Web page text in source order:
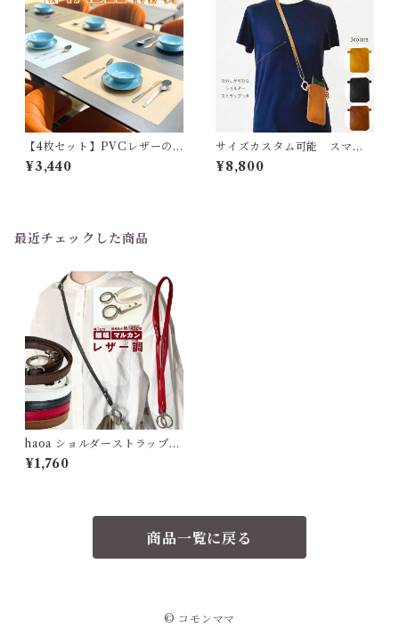
【4枚セット】PVCレザーの
ランチョンマット【haoa】
¥3,440
サイズカスタム可能 スマホ
ポーチ スマホ ショルダー ポシ
ェット スマホケース スマート
¥8,800
最近チェックした商品
haoa ショルダーストラップ
細幅 1.0cm幅 ポーチ用肩紐 レ
ザー風 バック ショルダーベル
ト ブラウン ダークブラウン
¥1,760
商品一覧に戻る
© コモンママ